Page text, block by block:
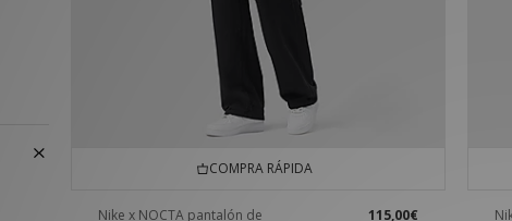
COMPRA RÁPIDA
Nike x NOCTA pantalón de
115,00€